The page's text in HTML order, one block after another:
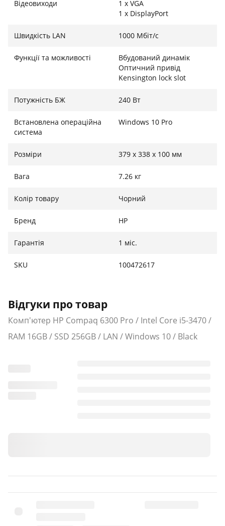
Відеовиходи
1 x VGA
1 x DisplayPort
Швидкість LAN 1000 Мбіт/с
Функції та можливості
Вбудований динамік
Оптичний привід
Kensington lock slot
Потужність БЖ 240 Вт
Встановлена операційна
система
Windows 10 Pro
Розміри 379 x 338 x 100 мм
Вага 7.26 кг
Колір товару Чорний
Бренд HP
Гарантія 1 міс.
SKU 100472617
Відгуки про товар
Комп'ютер HP Compaq 6300 Pro / Intel Core i5-3470 /
RAM 16GB / SSD 256GB / LAN / Windows 10 / Black